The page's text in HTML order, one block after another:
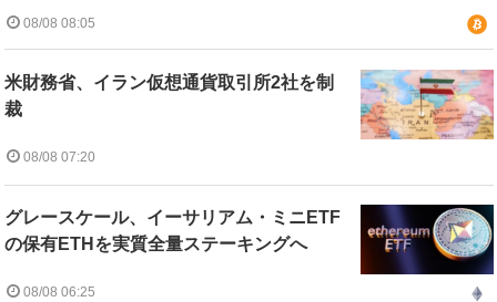
08/08 08:05
米財務省、イラン仮想通貨取引所2社を制
裁
08/08 07:20
グレースケール、イーサリアム・ミニETF
の保有ETHを実質全量ステーキングへ
08/08 06:25